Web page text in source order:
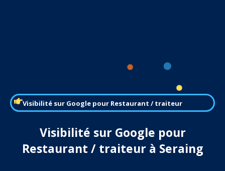
Visibilité sur Google pour Restaurant / traiteur
Visibilité sur Google pour
Restaurant / traiteur à Seraing